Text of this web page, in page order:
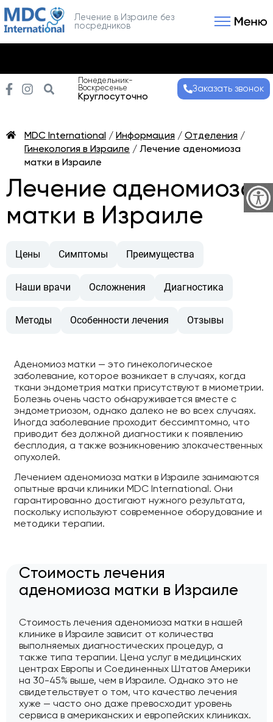
Лечение в Израиле без
посредников
Понедельник-
Воскресенье
Круглосуточно
Заказать звонок
MDC International / Информация / Отделения /
Гинекология в Израиле / Лечение аденомиоза
матки в Израиле
Лечение аденомиоза
матки в Израиле
Цены Симптомы Преимущества
Наши врачи Осложнения Диагностика
Методы Особенности лечения Отзывы
Аденомиоз матки — это гинекологическое
заболевание, которое возникает в случаях, когда
ткани эндометрия матки присутствуют в миометрии.
Болезнь очень часто обнаруживается вместе с
эндометриозом, однако далеко не во всех случаях.
Иногда заболевание проходит бессимптомно, что
приводит без должной диагностики к появлению
бесплодия, а также возникновению злокачественных
опухолей.
Лечением аденомиоза матки в Израиле занимаются
опытные врачи клиники MDC International. Они
гарантированно достигают нужного результата,
поскольку используют современное оборудование и
методики терапии.
Стоимость лечения
аденомиоза матки в Израиле
Стоимость лечения аденомиоза матки в нашей
клинике в Израиле зависит от количества
выполняемых диагностических процедур, а
также типа терапии. Цена услуг в медицинских
центрах Европы и Соединенных Штатов Америки
на 30-45% выше, чем в Израиле. Однако это не
свидетельствует о том, что качество лечения
хуже — часто оно даже превосходит уровень
сервиса в американских и европейских клиниках.